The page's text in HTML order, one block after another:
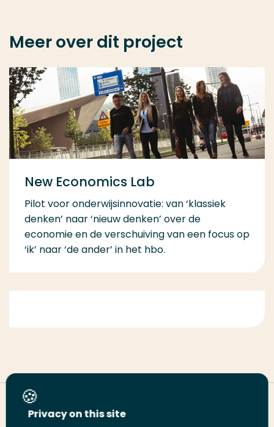
Meer over dit project
New Economics Lab
Pilot voor onderwijsinnovatie: van ‘klassiek
denken’ naar ‘nieuw denken’ over de
economie en de verschuiving van een focus op
‘ik’ naar ‘de ander’ in het hbo.
Deel deze pagina
Privacy on this site